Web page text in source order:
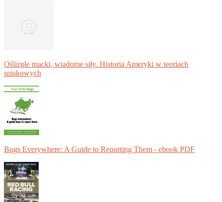
Oślizgłe macki, wiadome siły. Historia Ameryki w teoriach
spiskowych
Bugs Everywhere: A Guide to Reporting Them - ebook PDF